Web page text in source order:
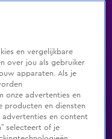
Genres
en vergelijkbare
over jou als gebruiker
apparaten. Als je
onze advertenties en
producten en diensten
en content
selecteert of je